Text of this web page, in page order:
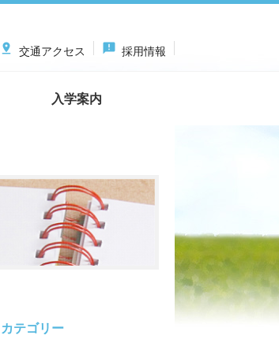
 交通アクセス announcement 採用情報
入学案内
カテゴリー